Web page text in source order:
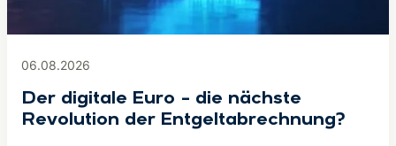
06.08.2026
Der digitale Euro – die nächste
Revolution der Entgeltabrechnung?